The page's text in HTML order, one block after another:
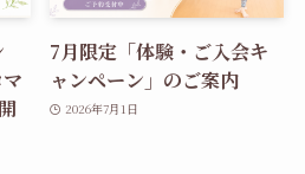
7月限定「体験・ご入会キ
ャンペーン」のご案内
2026年7月1日